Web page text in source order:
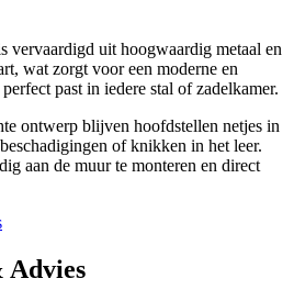
vervaardigd uit hoogwaardig metaal en
wat zorgt voor een moderne en
past in iedere stal of zadelkamer.
ontwerp blijven hoofdstellen netjes in
of knikken in het leer.
aan de muur te monteren en direct
Advies